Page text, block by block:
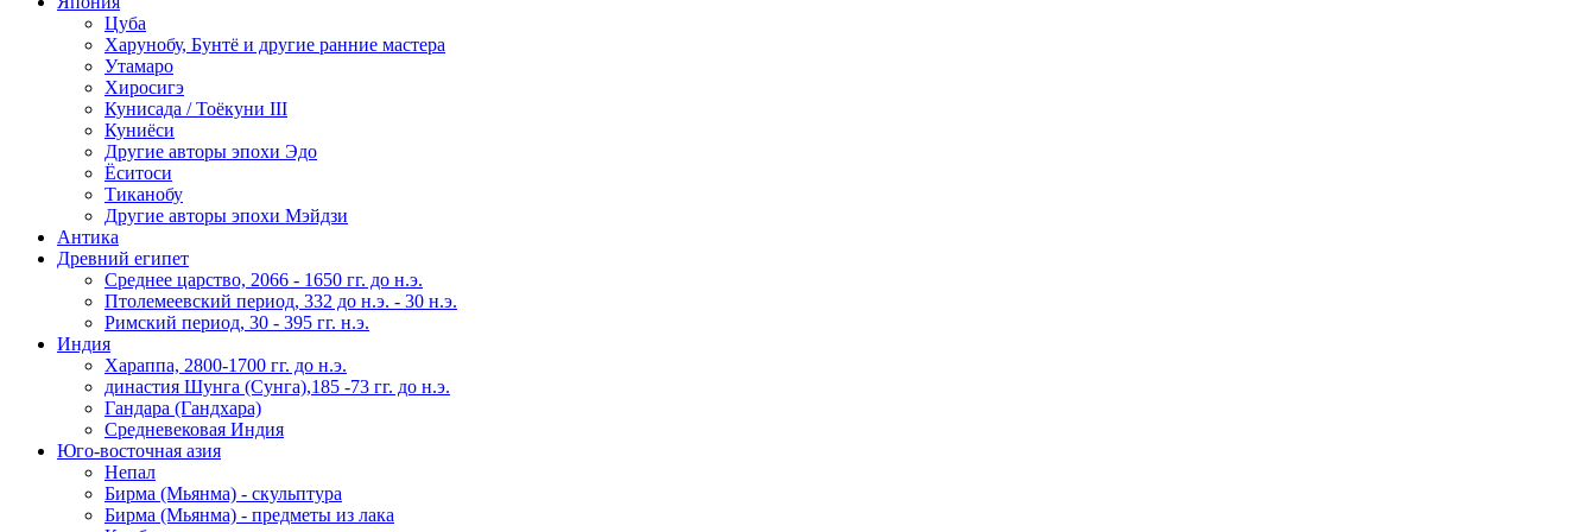
Цуба
Харунобу, Бунтё и другие ранние мастера
Утамаро
Хиросигэ
Кунисада / Тоёкуни III
Куниёси
Другие авторы эпохи Эдо
Ёситоси
Тиканобу
Другие авторы эпохи Мэйдзи
Антика
Древний египет
Среднее царство, 2066 - 1650 гг. до н.э.
Птолемеевский период, 332 до н.э. - 30 н.э.
Римский период, 30 - 395 гг. н.э.
Индия
Хараппа, 2800-1700 гг. до н.э.
династия Шунга (Сунга),185 -73 гг. до н.э.
Гандара (Гандхара)
Средневековая Индия
Юго-восточная азия
Непал
Бирма (Мьянма) - скульптура
Бирма (Мьянма) - предметы из лака